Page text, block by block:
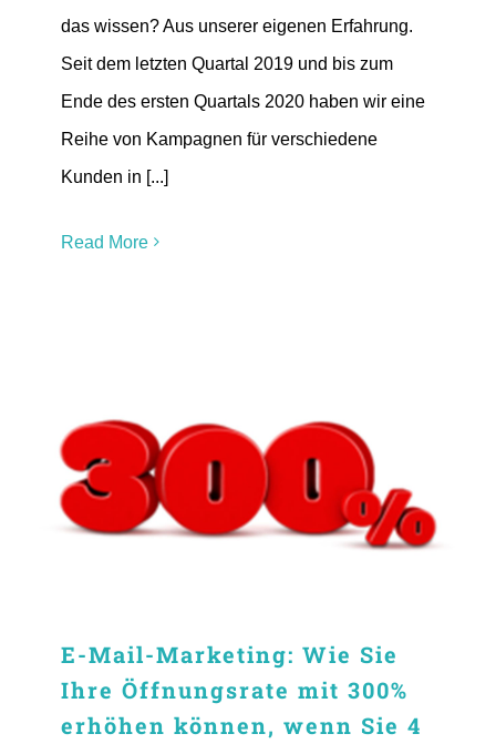
das wissen? Aus unserer eigenen Erfahrung.
Seit dem letzten Quartal 2019 und bis zum
Ende des ersten Quartals 2020 haben wir eine
Reihe von Kampagnen für verschiedene
Kunden in [...]
Read More
E-Mail-Marketing: Wie Sie
Ihre Öffnungsrate mit 300%
erhöhen können, wenn Sie 4